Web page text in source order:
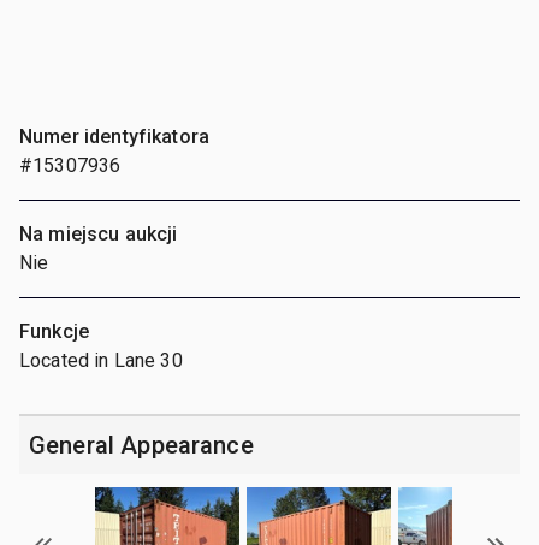
Numer identyfikatora
#15307936
Na miejscu aukcji
Nie
Funkcje
Located in Lane 30
General Appearance